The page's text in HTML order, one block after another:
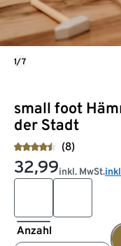
small foot
der Stadt
(8)
32,99inkl. MwSt.
Anzahl
1/7